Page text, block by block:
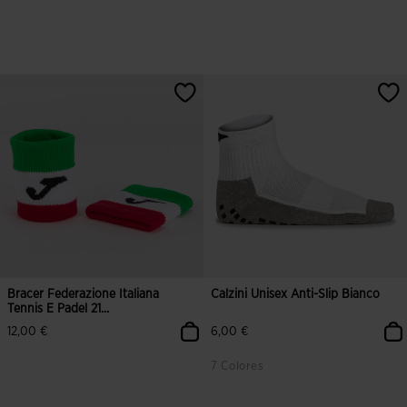
3,6 su 5 valutazione dei clienti
Bracer Federazione Italiana
Tennis E Padel 21...
12,00 €
Calzini Unisex Anti-Slip Bianco
6,00 €
7 Colores